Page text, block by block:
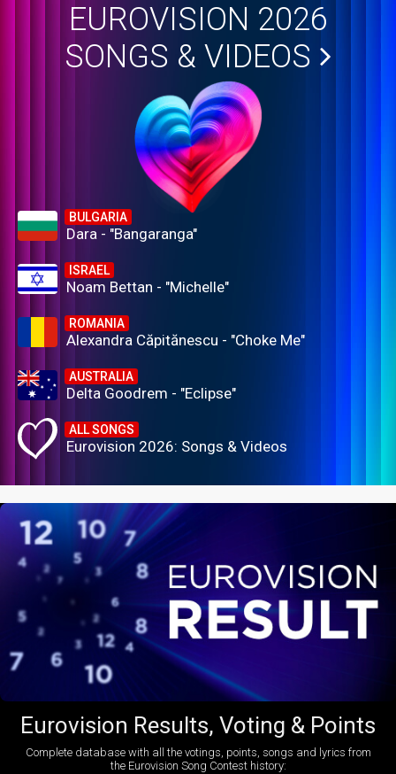
EUROVISION 2026
SONGS & VIDEOS
BULGARIA
Dara - "Bangaranga"
ISRAEL
Noam Bettan - "Michelle"
ROMANIA
Alexandra Căpitănescu - "Choke Me"
AUSTRALIA
Delta Goodrem - "Eclipse"
ALL SONGS
Eurovision 2026: Songs & Videos
Eurovision Results, Voting & Points
Complete database with all the votings, points, songs and lyrics from
the Eurovision Song Contest history: